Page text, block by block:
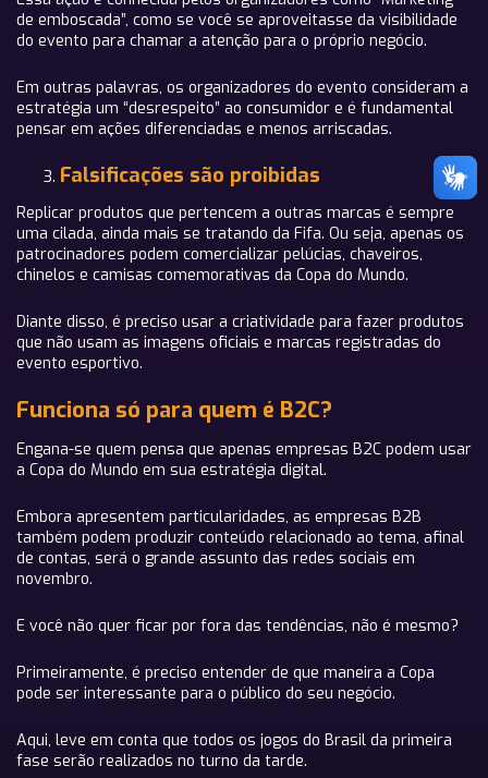
de emboscada”, como se você se aproveitasse da visibilidade
do evento para chamar a atenção para o próprio negócio.
Em outras palavras, os organizadores do evento consideram a
estratégia um “desrespeito” ao consumidor e é fundamental
pensar em ações diferenciadas e menos arriscadas.
Falsificações são proibidas
Replicar produtos que pertencem a outras marcas é sempre
uma cilada, ainda mais se tratando da Fifa. Ou seja, apenas os
patrocinadores podem comercializar pelúcias, chaveiros,
chinelos e camisas comemorativas da Copa do Mundo.
Diante disso, é preciso usar a criatividade para fazer produtos
que não usam as imagens oficiais e marcas registradas do
evento esportivo.
Funciona só para quem é B2C?
Engana-se quem pensa que apenas empresas B2C podem usar
a Copa do Mundo em sua estratégia digital.
Embora apresentem particularidades, as empresas B2B
também podem produzir conteúdo relacionado ao tema, afinal
de contas, será o grande assunto das redes sociais em
novembro.
E você não quer ficar por fora das tendências, não é mesmo?
Primeiramente, é preciso entender de que maneira a Copa
pode ser interessante para o público do seu negócio.
Aqui, leve em conta que todos os jogos do Brasil da primeira
fase serão realizados no turno da tarde.